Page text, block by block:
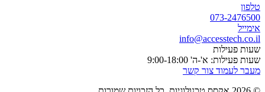
טלפון
073-2476500
אימייל
info@accesstech.co.il
שעות פעילות
שעות פעילות: א'-ה' 9:00-18:00
מעבר לעמוד צור קשר